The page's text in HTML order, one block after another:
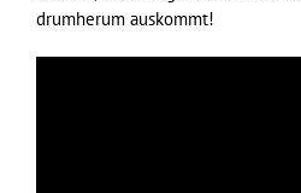
drumherum auskommt!